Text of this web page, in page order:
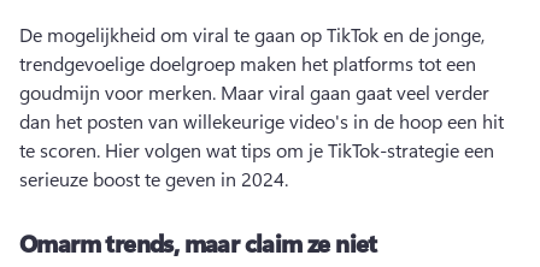
De mogelijkheid om viral te gaan op TikTok en de jonge,
trendgevoelige doelgroep maken het platforms tot een
goudmijn voor merken. Maar viral gaan gaat veel verder
dan het posten van willekeurige video's in de hoop een hit
te scoren. Hier volgen wat tips om je TikTok-strategie een
serieuze boost te geven in 2024.
Omarm trends, maar claim ze niet